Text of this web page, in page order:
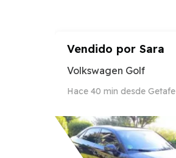
Vendido por Sara
Volkswagen Golf
Hace 40 min desde Getafe